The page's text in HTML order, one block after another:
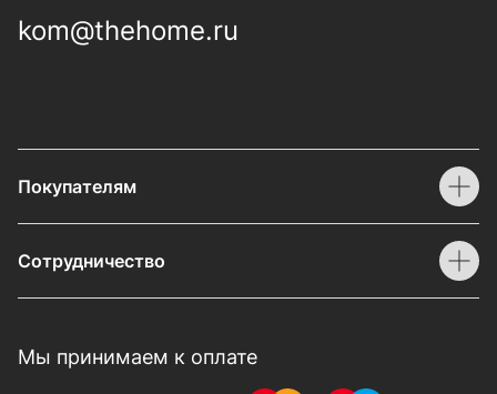
kom@thehome.ru
Покупателям
Сотрудничество
Мы принимаем к оплате